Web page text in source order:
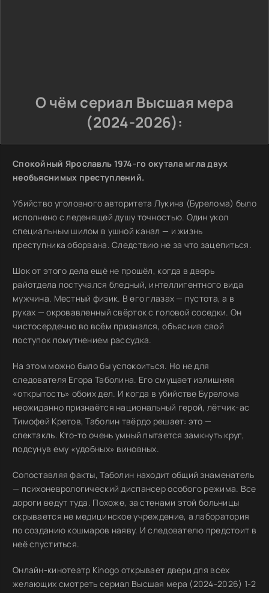
О чём сериал Высшая мера
(2024-2026):
Спокойный Ярославль 1974-го окутала мгла двух
необъяснимых преступлений.
Убийство уголовного авторитета Лукина (Бурелома) было
исполнено с леденящей душу точностью. Один укол
специальным шилом в ушной канал — и жизнь
преступника оборвана. Следствию не за что зацепиться.
Шок от этого дела ещё не прошёл, когда в дверь
райотдела постучался бледный, интеллигентного вида
мужчина. Местный физик. В его глазах — пустота, а в
руках — окровавленный свёрток с головой соседки. Он
чистосердечно во всём признался, объяснив свой
поступок помутнением рассудка.
На этом можно было бы успокоиться. Но не для
следователя Егора Таболина. Его смущает излишняя
«открытость» обоих дел. И когда в убийстве Бурелома
неожиданно признаётся национальный герой, лётчик-ас
Тимофей Кретов, Таболин твёрдо решает: это —
спектакль. Кто-то очень умный пытается замкнуть круг,
подсунув ему «удобных» виновных.
Сопоставляя факты, Таболин находит общий знаменатель
— психоневрологический диспансер особого режима. Все
дороги ведут туда. Похоже, за стенами этой больницы
скрывается не медицинское учреждение, а лаборатория
по созданию кошмаров наяву. И следователю предстоит в
неё спуститься.
Онлайн-кинотеатр Kinogo открывает двери для всех
желающих смотреть сериал Высшая мера (2024-2026) 1-2